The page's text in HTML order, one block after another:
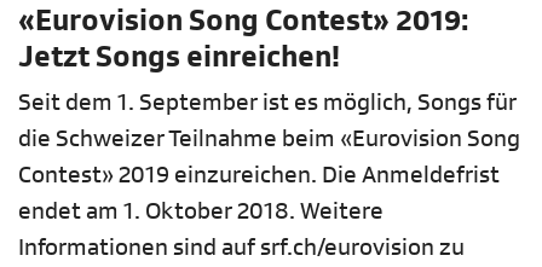
«Eurovision Song Contest» 2019:
Jetzt Songs einreichen!
Seit dem 1. September ist es möglich, Songs für
die Schweizer Teilnahme beim «Eurovision Song
Contest» 2019 einzureichen. Die Anmeldefrist
endet am 1. Oktober 2018. Weitere
Informationen sind auf srf.ch/eurovision zu